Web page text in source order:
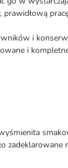
i
i
zadeklarowane